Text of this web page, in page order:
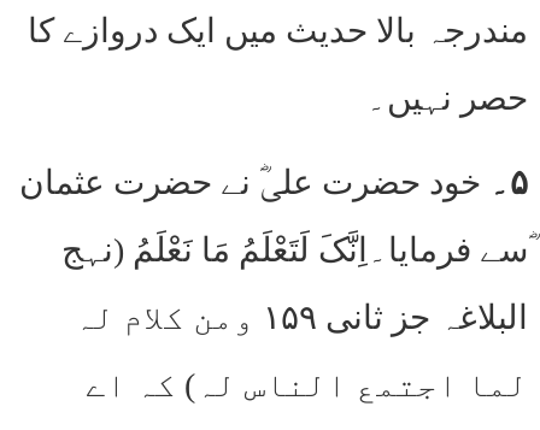
مندرجہ بالا حدیث میں ایک دروازے کا
حصر نہیں۔
۵۔
خود حضرت علیؓ نے حضرت عثمان
ؓسے فرمایا۔اِنَّکَ لَتَعْلَمُ مَا نَعْلَمُ (نہج
البلاغہ جز ثانی ۱۵۹ ومن کلام لہ
لما اجتمع الناس لہ) کہ اے